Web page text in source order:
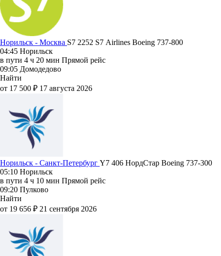
Норильск - Москва S7 2252 S7 Airlines Boeing 737-800
04:45 Норильск
в пути 4 ч 20 мин Прямой рейс
09:05 Домодедово
Найти
от 17 500 ₽ 17 августа 2026
Норильск - Санкт-Петербург Y7 406 НордСтар Boeing 737-300
05:10 Норильск
в пути 4 ч 10 мин Прямой рейс
09:20 Пулково
Найти
от 19 656 ₽ 21 сентября 2026